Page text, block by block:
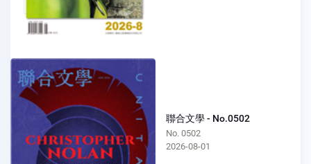
聯合文學 - No.0502
No. 0502
2026-08-01